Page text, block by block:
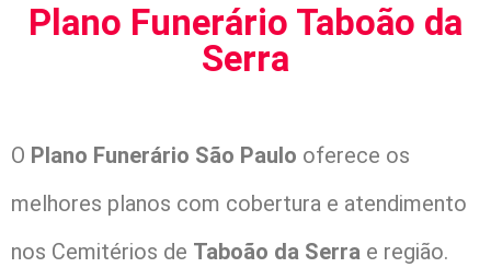
Plano Funerário Taboão da
Serra
O Plano Funerário São Paulo oferece os
melhores planos com cobertura e atendimento
nos Cemitérios de Taboão da Serra e região.